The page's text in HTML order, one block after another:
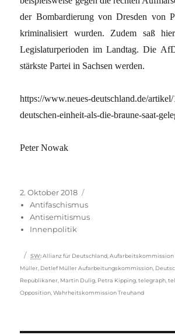
der Bombardierung von Dresden von
kriminalisiert wurden. Zudem saß
Legislaturperioden im Landtag. Die
stärkste Partei in Sachsen werden.
https://www.neues-deutschland.de/
deutschen-einheit-als-die-braune-saat-
Peter Nowak
Veröffentlicht
am
2. Oktober 2018
Antifaschismus
Antisemitismus
Innenpolitik
Schlagwörter
SW: Allianz für Deutschland ,Aufarbeitskommission
Müller Detlef Müller Aufarbeitungskommission
Republikaner Martin Dulig Petra Kipping ,telegraph ,
Opposition ,Wahrheitskommission Treuhand